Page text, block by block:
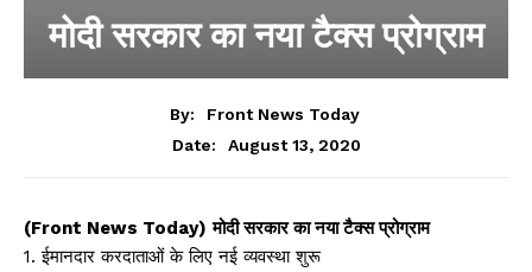
मोदी सरकार का नया टैक्स प्रोग्राम
By:
Front News Today
Date:
August 13, 2020
(Front News Today) मोदी सरकार का नया टैक्स प्रोग्राम
1. ईमानदार करदाताओं के लिए नई व्यवस्था शुरू